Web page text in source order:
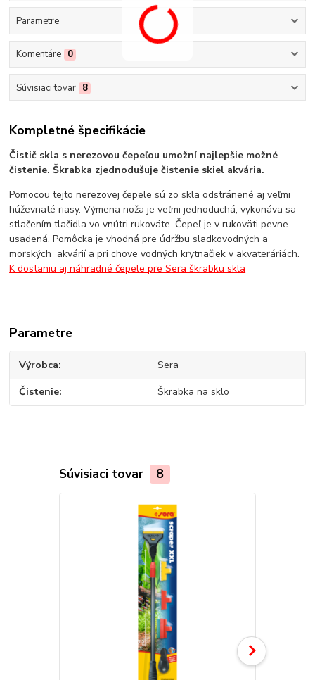
Parametre
Komentáre 0
Súvisiaci tovar 8
Kompletné špecifikácie
Čistič skla s nerezovou čepeľou umožní najlepšie možné
čistenie. Škrabka zjednodušuje čistenie skiel akvária.
Pomocou tejto nerezovej čepele sú zo skla odstránené aj veľmi
húževnaté riasy. Výmena noža je veľmi jednoduchá, vykonáva sa
stlačením tlačidla vo vnútri rukoväte. Čepeľ je v rukoväti pevne
usadená. Pomôcka je vhodná pre údržbu sladkovodných a
morských akvárií a pri chove vodných krytnačiek v akvateráriách.
K dostaniu aj náhradné čepele pre Sera škrabku skla
Parametre
Výrobca Sera
Čistenie Škrabka na sklo
Súvisiaci tovar 8